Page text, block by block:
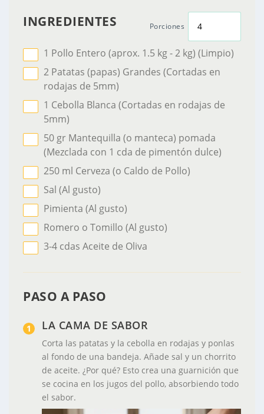
INGREDIENTES Porciones
1 Pollo Entero (aprox. 1.5 kg - 2 kg) (Limpio)
2 Patatas (papas) Grandes (Cortadas en
rodajas de 5mm)
1 Cebolla Blanca (Cortadas en rodajas de
5mm)
50 gr Mantequilla (o manteca) pomada
(Mezclada con 1 cda de pimentón dulce)
250 ml Cerveza (o Caldo de Pollo)
Sal (Al gusto)
Pimienta (Al gusto)
Romero o Tomillo (Al gusto)
3-4 cdas Aceite de Oliva
PASO A PASO
LA CAMA DE SABOR
Corta las patatas y la cebolla en rodajas y ponlas
al fondo de una bandeja. Añade sal y un chorrito
de aceite. ¿Por qué? Esto crea una guarnición que
se cocina en los jugos del pollo, absorbiendo todo
el sabor.